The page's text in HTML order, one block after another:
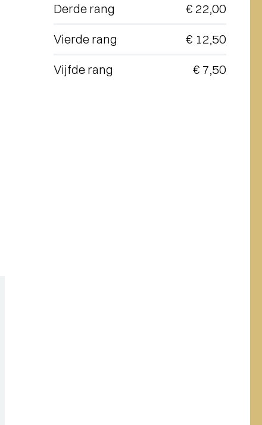
Derde rang € 22,00
Vierde rang € 12,50
Vijfde rang € 7,50